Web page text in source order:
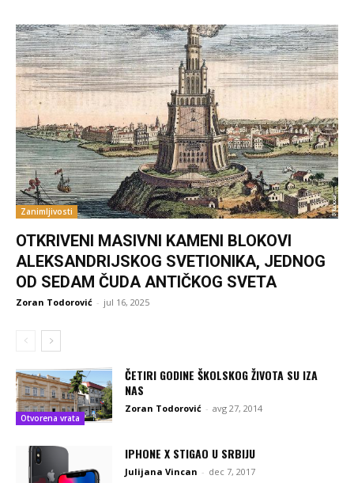
Zanimljivosti
OTKRIVENI MASIVNI KAMENI BLOKOVI
ALEKSANDRIJSKOG SVETIONIKA, JEDNOG
OD SEDAM ČUDA ANTIČKOG SVETA
Zoran Todorović - jul 16, 2025
Otvorena vrata
ČETIRI GODINE ŠKOLSKOG ŽIVOTA SU IZA
NAS
Zoran Todorović - avg 27, 2014
IPHONE X STIGAO U SRBIJU
Julijana Vincan - dec 7, 2017